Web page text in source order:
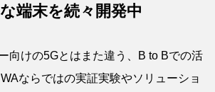
端末を続々開発中
向けの5Gとはまた違う、B to Bでの活
ならではの実証実験やソリューショ